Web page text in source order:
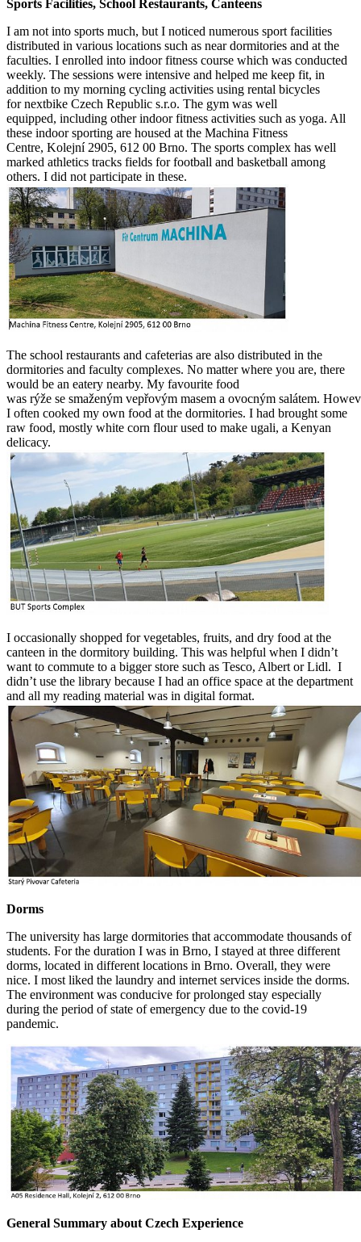
Sports Facilities, School Restaurants, Canteens
I am not into sports much, but I noticed numerous sport facilities
distributed in various locations such as near dormitories and at the
faculties. I enrolled into indoor fitness course which was conducted
weekly. The sessions were intensive and helped me keep fit, in
addition to my morning cycling activities using rental bicycles
for nextbike Czech Republic s.r.o. The gym was well
equipped, including other indoor fitness activities such as yoga. All
these indoor sporting are housed at the Machina Fitness
Centre, Kolejní 2905, 612 00 Brno. The sports complex has well
marked athletics tracks fields for football and basketball among
others. I did not participate in these.
The school restaurants and cafeterias are also distributed in the
dormitories and faculty complexes. No matter where you are, there
would be an eatery nearby. My favourite food
was rýže se smaženým vepřovým masem a ovocným salátem.
I often cooked my own food at the dormitories. I had brought some
raw food, mostly white corn flour used to make ugali, a Kenyan
delicacy.
I occasionally shopped for vegetables, fruits, and dry food at the
canteen in the dormitory building. This was helpful when I didn’t
want to commute to a bigger store such as Tesco, Albert or Lidl. I
didn’t use the library because I had an office space at the department
and all my reading material was in digital format.
Dorms
The university has large dormitories that accommodate thousands of
students. For the duration I was in Brno, I stayed at three different
dorms, located in different locations in Brno. Overall, they were
nice. I most liked the laundry and internet services inside the dorms.
The environment was conducive for prolonged stay especially
during the period of state of emergency due to the covid-19
pandemic.
General Summary about Czech Experience